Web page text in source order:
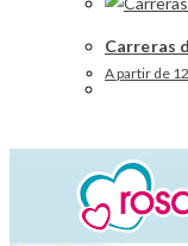
Carreras
A partir de